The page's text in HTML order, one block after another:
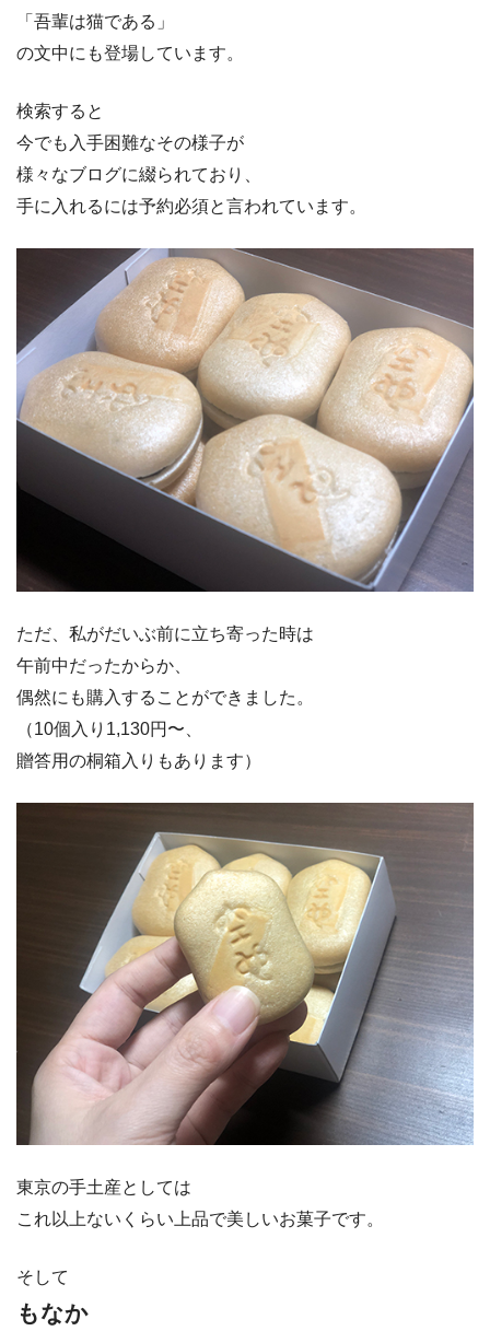
「吾輩は猫である」
の文中にも登場しています。
検索すると
今でも入手困難なその様子が
様々なブログに綴られており、
手に入れるには予約必須と言われています。
ただ、私がだいぶ前に立ち寄った時は
午前中だったからか、
偶然にも購入することができました。
（10個入り1,130円〜、
贈答用の桐箱入りもあります）
東京の手土産としては
これ以上ないくらい上品で美しいお菓子です。
そして
もなか